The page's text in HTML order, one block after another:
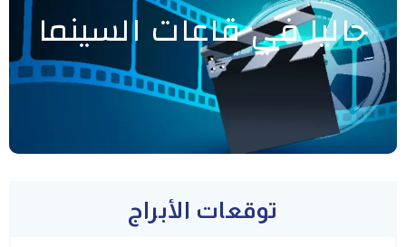
حاليا في قاعات السينما
توقعات الأبراج